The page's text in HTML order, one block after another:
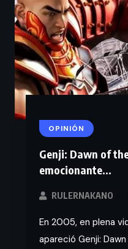
OPINIÓN
Genji: Dawn of
emocionante...
RULERNAKANO
En 2005, en plena
apareció Genji: